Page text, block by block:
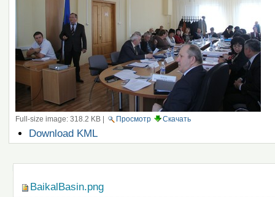
Full-size image: 318.2 KB| Просмотр Скачать
Операции
с
Download KML
BaikalBasin.png